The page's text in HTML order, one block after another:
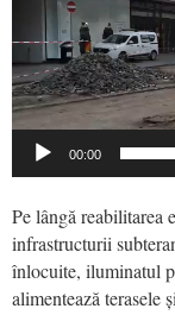
00:00
Pe lângă reabilitarea
infrastructurii
înlocuite, iluminatul
alimentează terasele